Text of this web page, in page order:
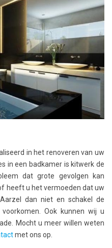
in het renoveren van uw
in een badkamer is kitwerk de
dat grote gevolgen kan
heeft u het vermoeden dat uw
dan niet en schakel de
Ook kunnen wij u
Mocht u meer willen weten
met ons op.